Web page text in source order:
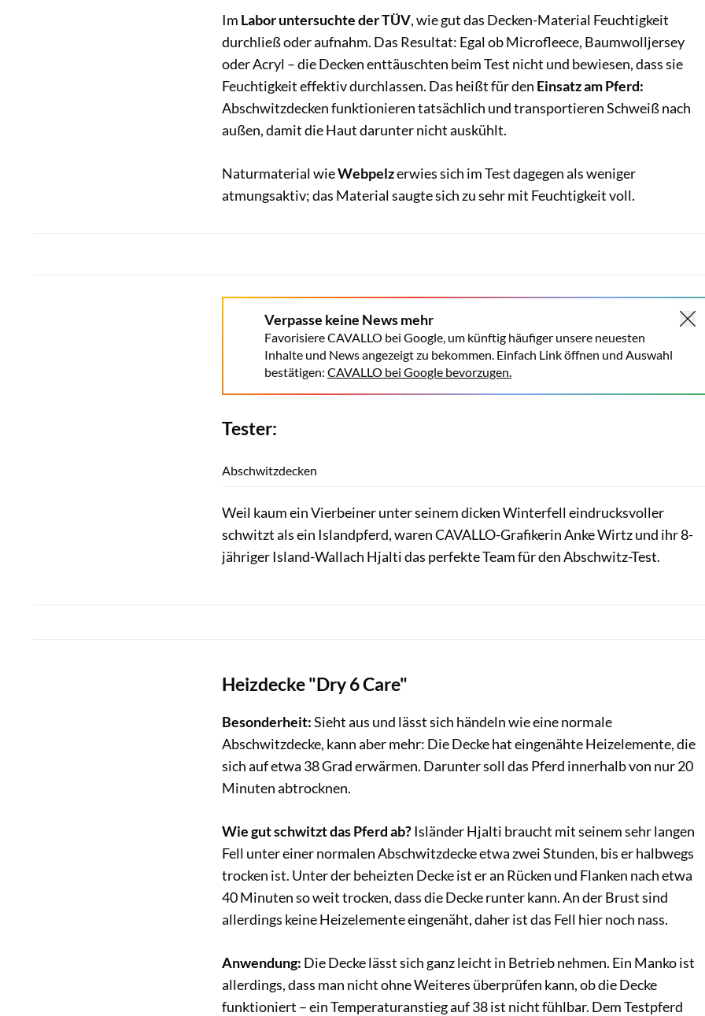
Im Labor untersuchte der TÜV, wie gut das Decken-Material Feuchtigkeit
durchließ oder aufnahm. Das Resultat: Egal ob Microfleece, Baumwolljersey
oder Acryl – die Decken enttäuschten beim Test nicht und bewiesen, dass sie
Feuchtigkeit effektiv durchlassen. Das heißt für den Einsatz am Pferd:
Abschwitzdecken funktionieren tatsächlich und transportieren Schweiß nach
außen, damit die Haut darunter nicht auskühlt.
Naturmaterial wieWebpelzerwies sich im Test dagegen als weniger
atmungsaktiv; das Material saugte sich zu sehr mit Feuchtigkeit voll.
Verpasse keine News mehr
Favorisiere CAVALLO bei Google, um künftig häufiger unsere neuesten
Inhalte und News angezeigt zu bekommen. Einfach Link öffnen und Auswahl
bestätigen: CAVALLO bei Google bevorzugen.
Tester:
Abschwitzdecken
Weil kaum ein Vierbeiner unter seinem dicken Winterfell eindrucksvoller
schwitzt als ein Islandpferd, waren CAVALLO-Grafikerin Anke Wirtz und ihr 8-
jähriger Island-Wallach Hjalti das perfekte Team für den Abschwitz-Test.
Heizdecke "Dry 6 Care"
Besonderheit:Sieht aus und lässt sich händeln wie eine normale
Abschwitzdecke, kann aber mehr: Die Decke hat eingenähte Heizelemente, die
sich auf etwa 38 Grad erwärmen. Darunter soll das Pferd innerhalb von nur 20
Minuten abtrocknen.
Wie gut schwitzt das Pferd ab?Isländer Hjalti braucht mit seinem sehr langen
Fell unter einer normalen Abschwitzdecke etwa zwei Stunden, bis er halbwegs
trocken ist. Unter der beheizten Decke ist er an Rücken und Flanken nach etwa
40 Minuten so weit trocken, dass die Decke runter kann. An der Brust sind
allerdings keine Heizelemente eingenäht, daher ist das Fell hier noch nass.
Anwendung: Die Decke lässt sich ganz leicht in Betrieb nehmen. Ein Manko ist
allerdings, dass man nicht ohne Weiteres überprüfen kann, ob die Decke
funktioniert – ein Temperaturanstieg auf 38 ist nicht fühlbar. Dem Testpferd